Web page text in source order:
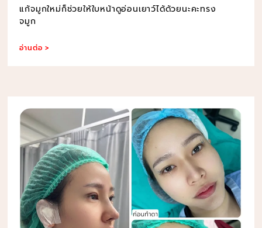
แก้จมูกใหม่ก็ช่วยให้ใบหน้าดูอ่อนเยาว์ได้ด้วยนะคะทรง
จมูก
อ่านต่อ >